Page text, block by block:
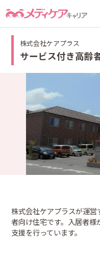
株式会社ケアプラス
サービス付き高
株式会社ケアプラスが運
者向け住宅です。入居者
支援を行っています。